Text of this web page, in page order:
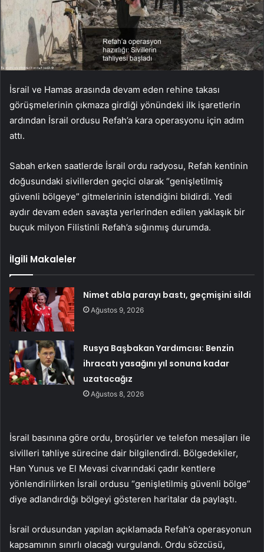
İsrail ve Hamas arasında devam eden rehine takası
görüşmelerinin çıkmaza girdiği yönündeki ilk işaretlerin
ardından İsrail ordusu Refah’a kara operasyonu için adım
attı.
Sabah erken saatlerde İsrail ordu radyosu, Refah kentinin
doğusundaki sivillerden geçici olarak “genişletilmiş
güvenli bölgeye” gitmelerinin istendiğini bildirdi. Yedi
aydır devam eden savaşta yerlerinden edilen yaklaşık bir
buçuk milyon Filistinli Refah’a sığınmış durumda.
İlgili Makaleler
Nimet abla parayı bastı, geçmişini sildi
Ağustos 9, 2026
Rusya Başbakan Yardımcısı: Benzin
ihracatı yasağını yıl sonuna kadar
uzatacağız
Ağustos 8, 2026
İsrail basınına göre ordu, broşürler ve telefon mesajları ile
sivilleri tahliye sürecine dair bilgilendirdi. Bölgedekiler,
Han Yunus ve El Mevasi civarındaki çadır kentlere
yönlendirilirken İsrail ordusu “genişletilmiş güvenli bölge”
diye adlandırdığı bölgeyi gösteren haritalar da paylaştı.
İsrail ordusundan yapılan açıklamada Refah’a operasyonun
kapsamının sınırlı olacağı vurgulandı. Ordu sözcüsü,